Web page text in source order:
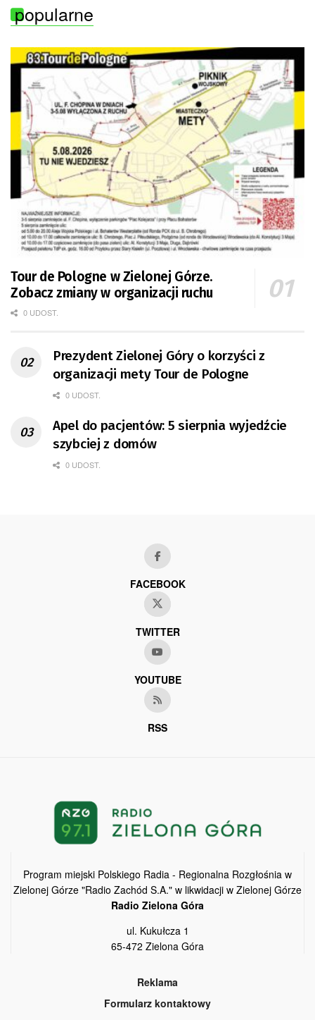
popularne
Tour de Pologne w Zielonej Górze.
Zobacz zmiany w organizacji ruchu
0 UDOST.
Prezydent Zielonej Góry o korzyści z
organizacji mety Tour de Pologne
0 UDOST.
Apel do pacjentów: 5 sierpnia wyjedźcie
szybciej z domów
0 UDOST.
FACEBOOK
TWITTER
YOUTUBE
RSS
Program miejski Polskiego Radia - Regionalna Rozgłośnia w
Zielonej Górze "Radio Zachód S.A." w likwidacji w Zielonej Górze
Radio Zielona Góra
ul. Kukułcza 1
65-472 Zielona Góra
Reklama
Formularz kontaktowy